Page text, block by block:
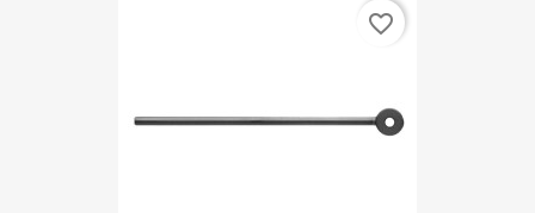
favorite_border